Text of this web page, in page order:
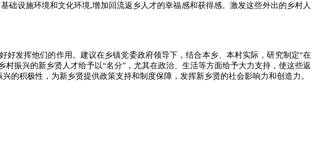
设施环境和文化环境,增加回流返乡人才的幸福感和获得感。激发这些外出的乡村人
发挥他们的作用。建议在乡镇党委政府领导下，结合本乡、本村实际，研究制定“在
振兴的新乡贤人才给予以“名分”，尤其在政治、生活等方面给予大力支持，使这些返
的积极性，为新乡贤提供政策支持和制度保障，发挥新乡贤的社会影响力和创造力。